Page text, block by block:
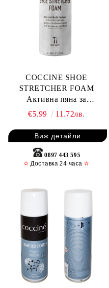
COCCINE SHOE
STRETCHER FOAM
Активна пяна за
разширяване на обувки
€5.99 11.72лв.
Виж детайли
0897 443 595
✫ Доставка 24 часа✫